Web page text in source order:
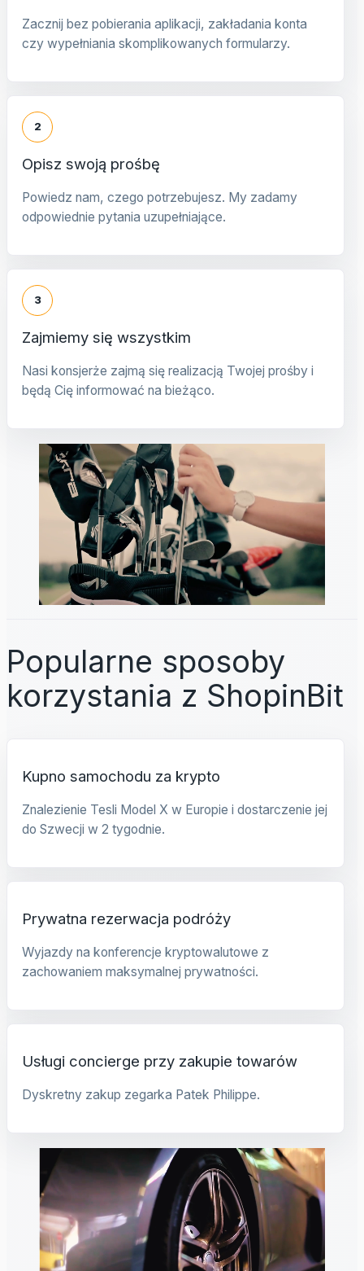
Zacznij bez pobierania aplikacji, zakładania konta
czy wypełniania skomplikowanych formularzy.
2
Opisz swoją prośbę
Powiedz nam, czego potrzebujesz. My zadamy
odpowiednie pytania uzupełniające.
3
Zajmiemy się wszystkim
Nasi konsjerże zajmą się realizacją Twojej prośby i
będą Cię informować na bieżąco.
Popularne sposoby
korzystania z ShopinBit
Kupno samochodu za krypto
Znalezienie Tesli Model X w Europie i dostarczenie jej
do Szwecji w 2 tygodnie.
Prywatna rezerwacja podróży
Wyjazdy na konferencje kryptowalutowe z
zachowaniem maksymalnej prywatności.
Usługi concierge przy zakupie towarów
Dyskretny zakup zegarka Patek Philippe.